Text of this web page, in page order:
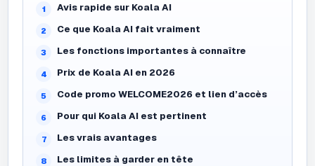
Avis rapide sur Koala AI
Ce que Koala AI fait vraiment
Les fonctions importantes à connaître
Prix de Koala AI en 2026
Code promo WELCOME2026 et lien d’accès
Pour qui Koala AI est pertinent
Les vrais avantages
Les limites à garder en tête